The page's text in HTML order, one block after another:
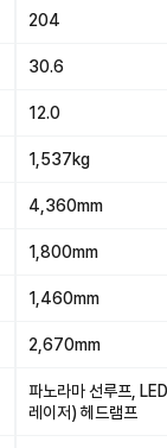
204
30.6
12.0
1,537kg
4,360mm
1,800mm
1,460mm
2,670mm
파노라마 선루프,
레이저) 헤드램프